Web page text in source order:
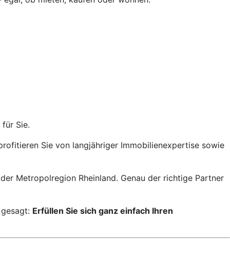
Sie.
Sie von langjähriger Immobilienexpertise sowie
Metropolregion Rheinland. Genau der richtige Partner
Erfüllen Sie sich ganz einfach Ihren